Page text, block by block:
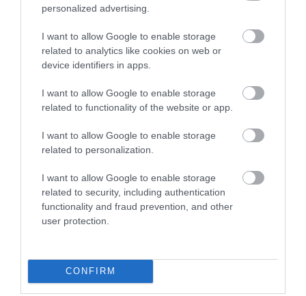
personalized advertising.
I want to allow Google to enable storage
related to analytics like cookies on web or
device identifiers in apps.
I want to allow Google to enable storage
related to functionality of the website or app.
I want to allow Google to enable storage
related to personalization.
I want to allow Google to enable storage
related to security, including authentication
functionality and fraud prevention, and other
user protection.
CONFIRM